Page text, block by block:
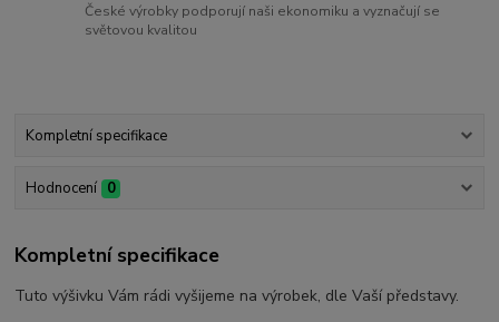
České výrobky podporují naši ekonomiku a vyznačují se
světovou kvalitou
Kompletní specifikace
Hodnocení 0
Kompletní specifikace
Tuto výšivku Vám rádi vyšijeme na výrobek, dle Vaší představy.